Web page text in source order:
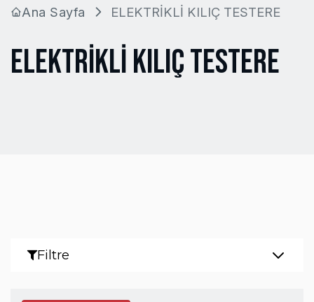
Ana Sayfa ELEKTRİKLİ KILIÇ TESTERE
ELEKTRİKLİ KILIÇ TESTERE
Filtre